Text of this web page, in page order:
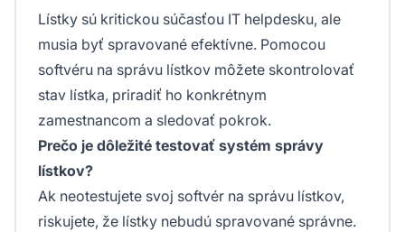
Lístky sú kritickou súčasťou IT helpdesku, ale
musia byť spravované efektívne. Pomocou
softvéru na správu lístkov môžete skontrolovať
stav lístka, priradiť ho konkrétnym
zamestnancom a sledovať pokrok.
Prečo je dôležité testovať systém správy
lístkov?
Ak neotestujete svoj softvér na správu lístkov,
riskujete, že lístky nebudú spravované správne.